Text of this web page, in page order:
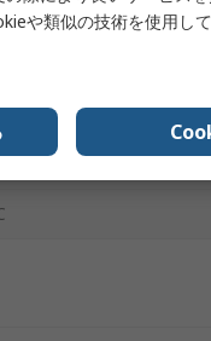
IP65
や類似の技術を使用し